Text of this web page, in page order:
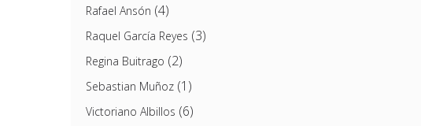
Rafael Ansón (4)
Raquel García Reyes (3)
Regina Buitrago (2)
Sebastian Muñoz(1)
Victoriano Albillos (6)